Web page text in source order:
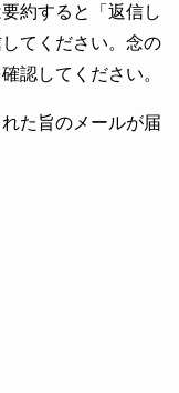
約すると「返信し
てください。念の
認してください。
た旨のメールが届